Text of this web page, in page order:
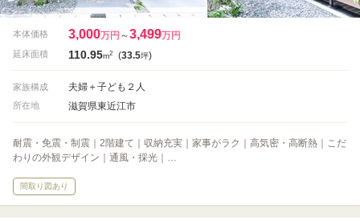
本体価格 3,000万円 ～3,499万円
延床面積 110.95m2 (33.5坪)
家族構成 夫婦＋子ども２人
所在地 滋賀県東近江市
耐震・免震・制震｜2階建て｜収納充実｜家事がラク｜高気密・高断熱｜こだ
わりの外観デザイン｜通風・採光｜…
間取り図あり